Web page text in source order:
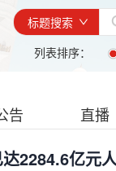
标题搜索
列表排序：
告 直播
2284.6亿元